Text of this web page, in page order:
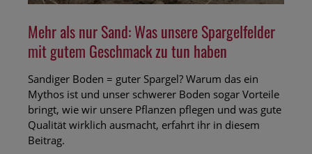
Mehr als nur Sand: Was unsere Spargelfelder
mit gutem Geschmack zu tun haben
Sandiger Boden = guter Spargel? Warum das ein
Mythos ist und unser schwerer Boden sogar Vorteile
bringt, wie wir unsere Pflanzen pflegen und was gute
Qualität wirklich ausmacht, erfahrt ihr in diesem
Beitrag.